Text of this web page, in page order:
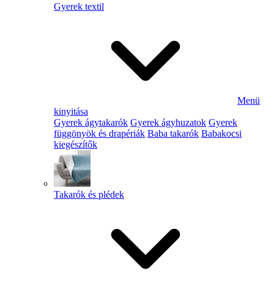
Gyerek textil
Menü
kinyitása
Gyerek ágytakarók Gyerek ágyhuzatok Gyerek
függönyök és drapériák Baba takarók Babakocsi
kiegészítők
Takarók és plédek